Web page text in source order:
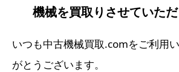
機械を買取りさせていただ
いつも中古機械買取.comをご利用
がとうございます。